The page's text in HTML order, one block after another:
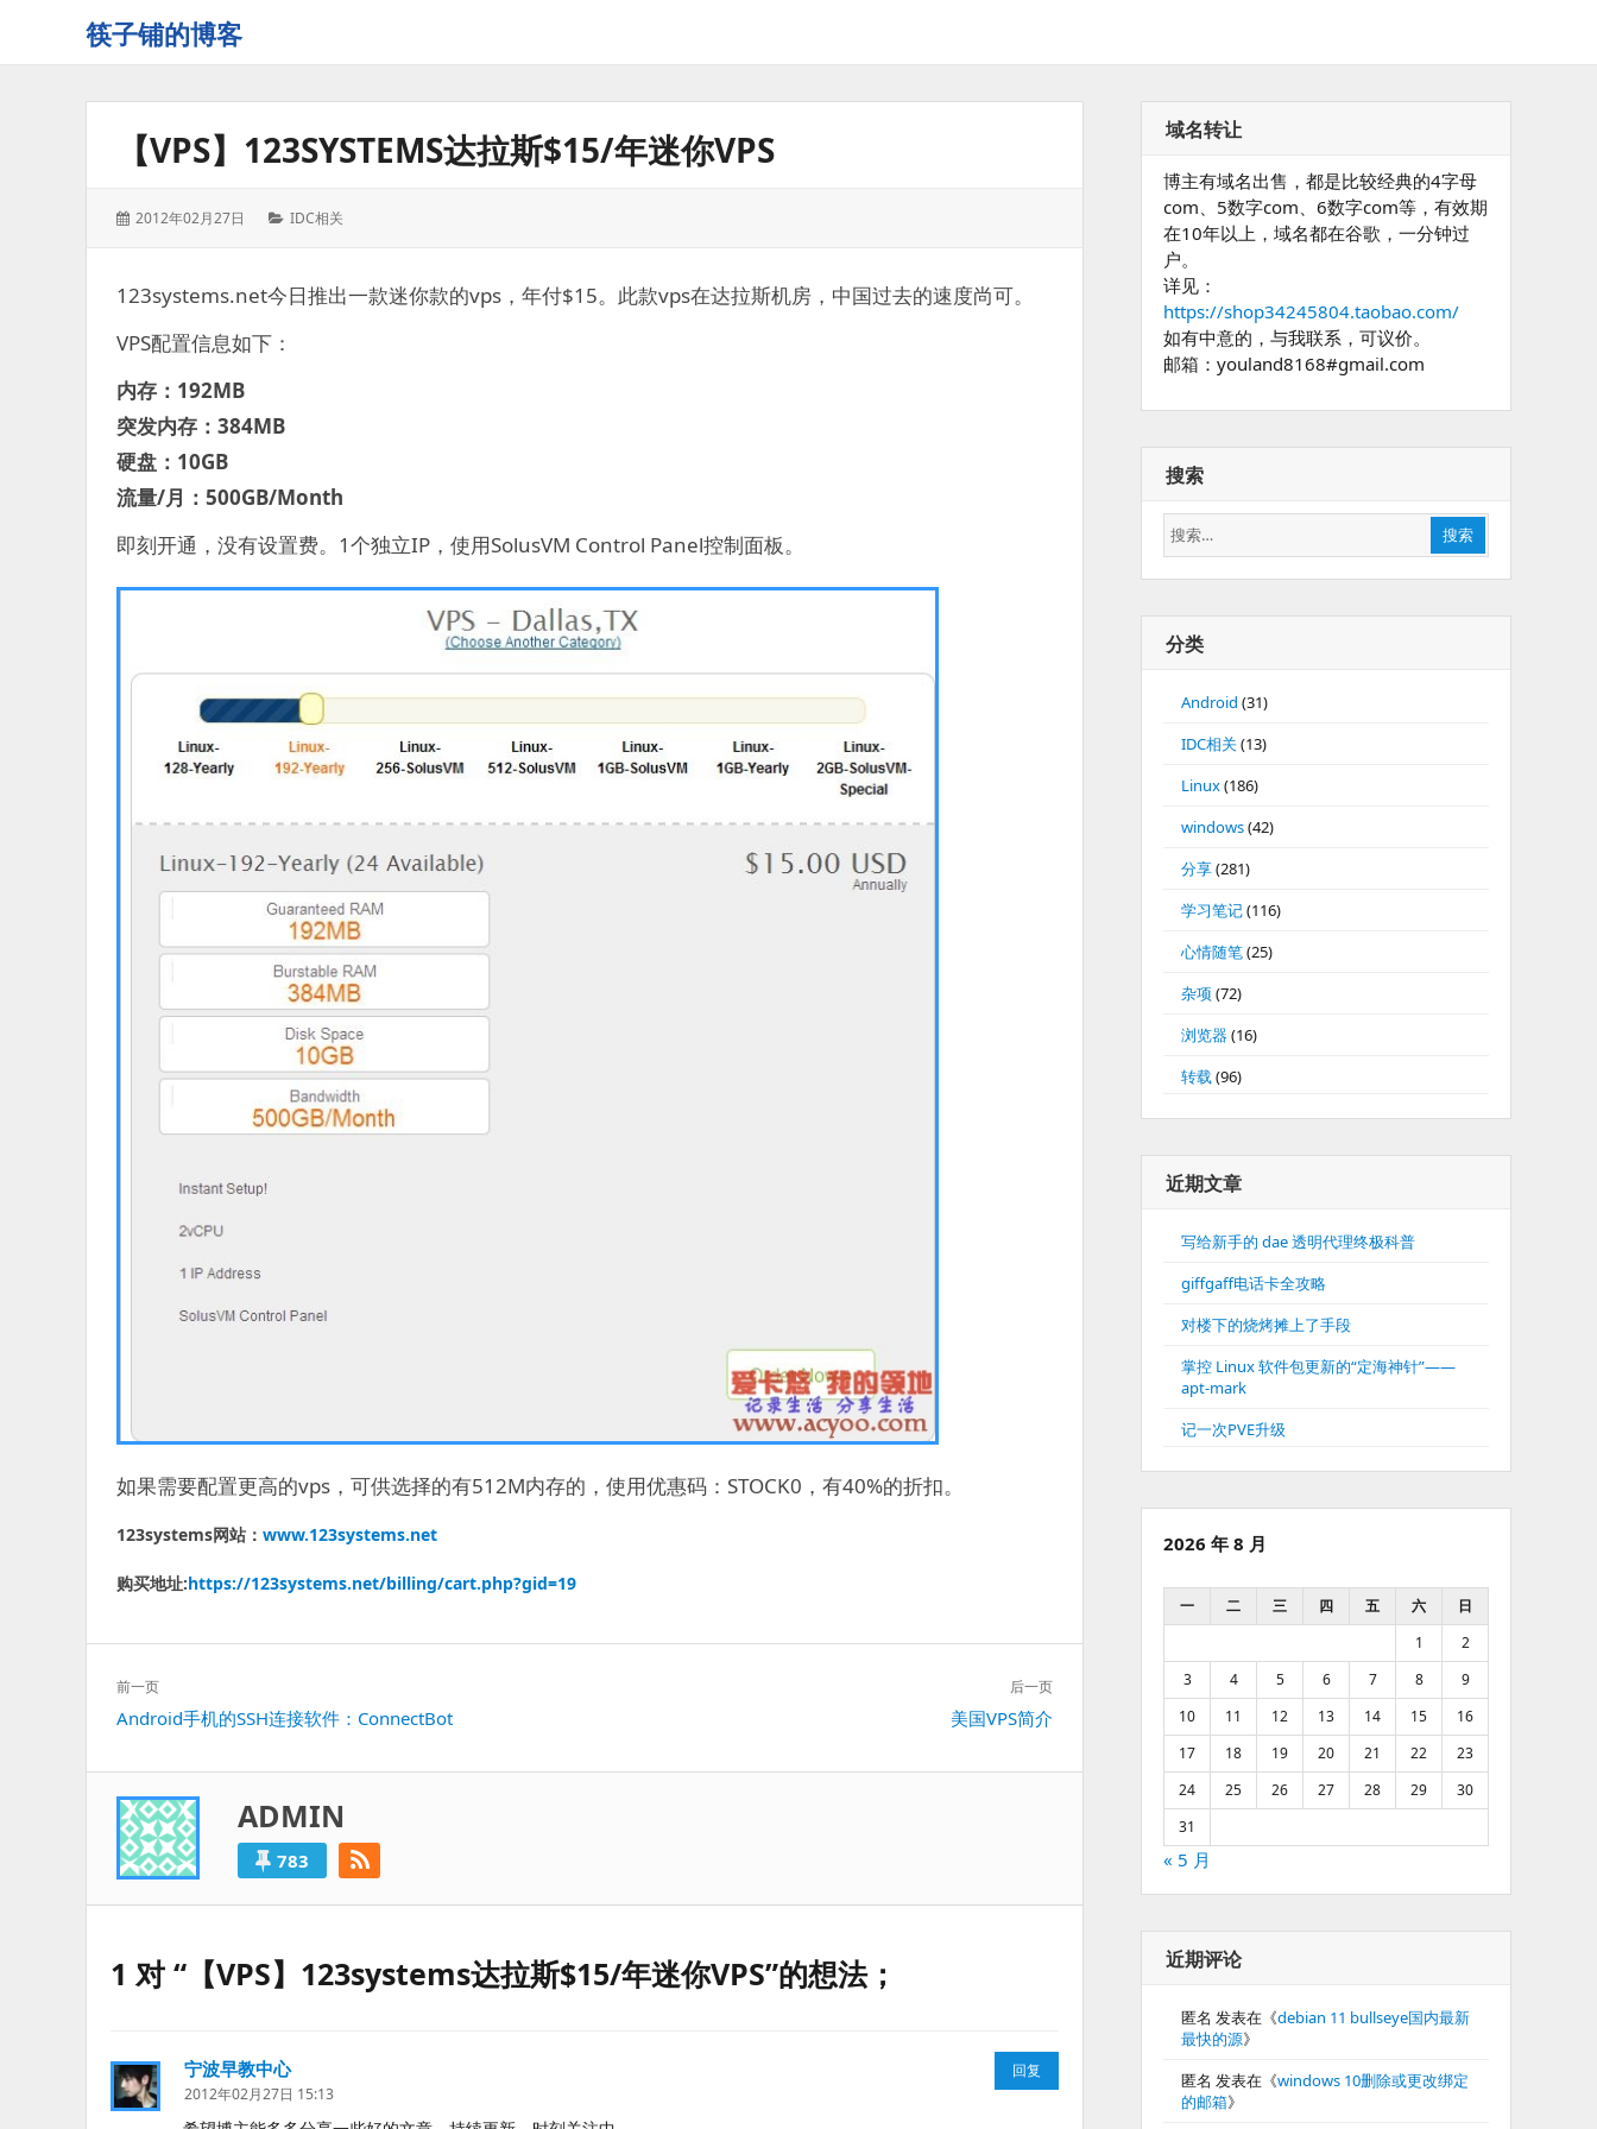
筷子铺的博客
录
【VPS】123SYSTEMS达拉斯$15/年迷你VPS
发
2012年02月27日
分
IDC相关
123systems.net今日推出一款迷你款的vps，年付$15。此款vps在达拉斯机房，中国过去的速度尚可。
VPS配置信息如下：
内存： 192MB
突发内存： 384MB
硬盘： 10GB
流量/月： 500GB/Month
即刻开通，没有设置费。1个独立IP，使用SolusVM Control Panel控制面板。
如果需要配置更高的vps，可供选择的有512M内存的，使用优惠码：STOCK0，有40%的折扣。
123systems网站： www.123systems.net
购买地址:https://123systems.net/billing/cart.php?gid=19
文
章
导
航
前一页
上
篇：
Android手机的SSH连接软件：ConnectBot
后一页
篇：
美国VPS简介
ADMIN
783
1 对 “【VPS】123systems达拉斯$15/年迷你VPS”的想法；
宁波早教中心说
道：
2012年02月27日 15:13
回复
域名转让
博主有域名出售，都是比较经典的4字母
com、5数字com、6数字com等，有效期
在10年以上，域名都在谷歌，一分钟过
户。
详见：
https://shop34245804.taobao.com/
如有中意的，与我联系，可议价。
邮箱：youland8168#gmail.com
搜索
搜
索：
搜索
分类
Android (31)
IDC相关(13)
Linux(186)
windows(42)
分享(281)
学习笔记(116)
心情随笔(25)
杂项 (72)
浏览器(16)
转载(96)
近期文章
写给新手的 dae 透明代理终极科普
giffgaff电话卡全攻略
对楼下的烧烤摊上了手段
掌控 Linux 软件包更新的“定海神针”——
apt-mark
记一次PVE升级
2026 年 8 月
一 二 三 四 五 六
日
1
2
3
4 5 6 7 8
9
10
11 12 13 14 15
16
17
18 19 20 21 22
23
24
25 26 27 28 29
30
31
« 5 月
近期评论
匿名 发表在《debian 11 bullseye国内最新
最快的源》
匿名 发表在《windows 10删除或更改绑定
的邮箱》